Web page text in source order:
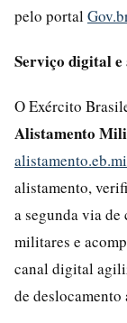
pelo portal
Serviço digital
O Exército
Alistamento
alistamento,
a segunda via
militares e
canal digital
de